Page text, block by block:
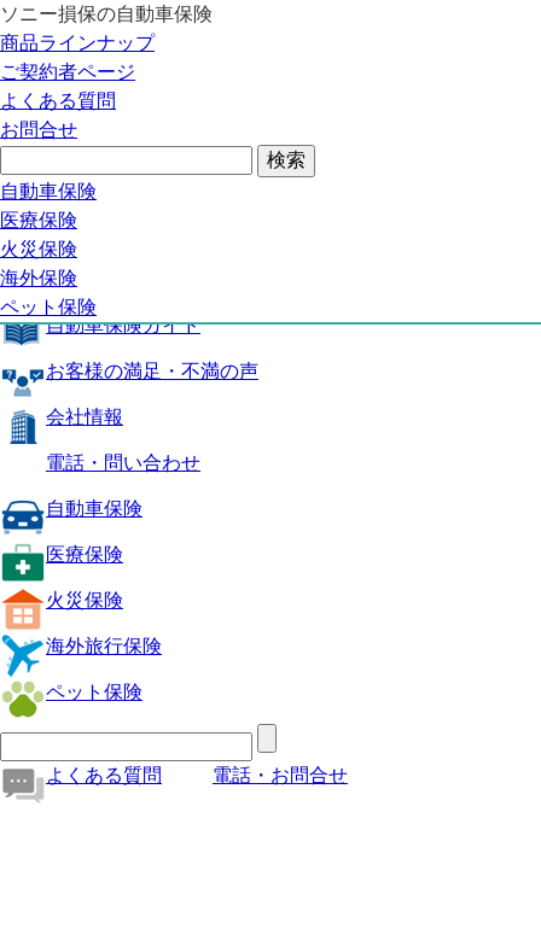
ソニー損保の自動車保険
商品ラインナップ
ご契約者ページ
よくある質問
お問合せ
自動車保険
医療保険
火災保険
海外保険
ペット保険
自動車保険トップ
商品の特長
補償内容
自動車保険ガイド
お客様の満足・不満の声
自動車保険トップ
商品の特長
補償内容
自動車保険ガイド
お客様の満足・不満の声
会社情報
電話・問い合わせ
自動車保険
医療保険
火災保険
海外旅行保険
ペット保険
よくある質問 電話・お問合せ